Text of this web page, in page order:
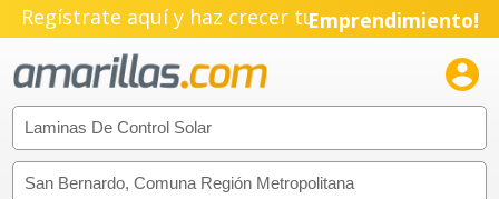
Regístrate aquí y haz crecer tuEmprendimiento!
